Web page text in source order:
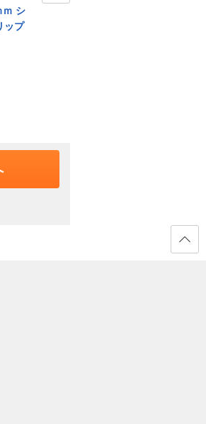
シ
ップ